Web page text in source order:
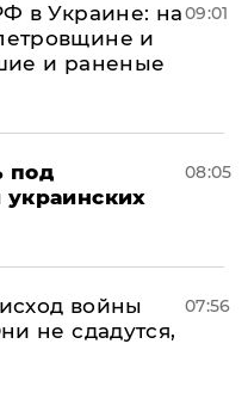
в Украине: на
и
и раненые
09:01
под
украинских
08:05
войны
не сдадутся,
07:56